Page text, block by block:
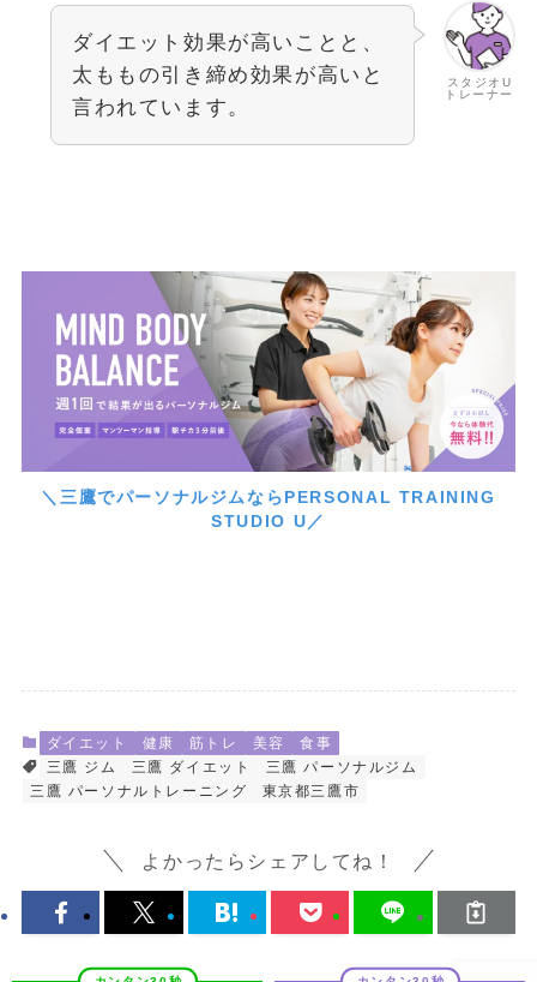
スタジオU
トレーナー
ダイエット効果が高いことと、
太ももの引き締め効果が高いと
言われています。
＼三鷹でパーソナルジムならPERSONAL TRAINING
STUDIO U／
ダイエット 健康 筋トレ 美容
食事
三鷹 ジム
三鷹 ダイエット
三鷹 パーソナルジム
三鷹 パーソナルトレーニング
東京都三鷹市
よかったらシェアしてね！